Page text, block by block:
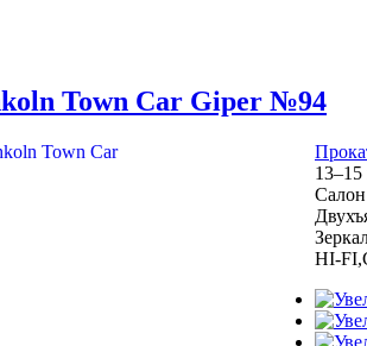
Town Car Giper №94
13–15
Салон
HI-